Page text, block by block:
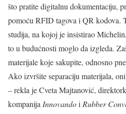
što pratite digitalnu dokumentaciju,
pomoću RFID tagova i QR kodova.
studija, na kojoj je insistirao
to u budućnosti moglo da izgleda.
materijale koje sakupite, odnosno
Ako izvršite separaciju materijala,
– rekla je Cveta Majtanović,
kompanija Innovandoi Rubber